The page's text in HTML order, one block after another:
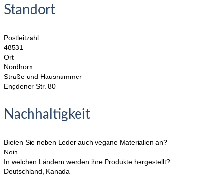
Standort
Postleitzahl
48531
Ort
Nordhorn
Straße und Hausnummer
Engdener Str. 80
Nachhaltigkeit
Bieten Sie neben Leder auch vegane Materialien an?
Nein
In welchen Ländern werden ihre Produkte hergestellt?
Deutschland, Kanada